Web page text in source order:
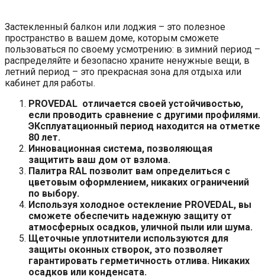
Застекленный балкон или лоджия – это полезное
пространство в вашем доме, которым сможете
пользоваться по своему усмотрению: в зимний период –
распределяйте и безопасно храните ненужные вещи, в
летний период – это прекрасная зона для отдыха или
кабинет для работы.
PROVEDAL отличается своей устойчивостью,
если проводить сравнение с другими профилями.
ЭКсплуатационный период находится на отметке
80 лет.
Инновационная система, позволяющая
защитить ваш дом от взлома.
Палитра RAL позволит вам определиться с
цветовым оформлением, никаких ограничений
по выбору.
Используя холодное остекление PROVEDAL, вы
сможете обеспечить надежную защиту от
атмосферных осадков, уличной пыли или шума.
Щеточные уплотнители используются для
защиты оконных створок, это позволяет
гарантировать герметичность отлива. Никаких
осадков или конденсата.